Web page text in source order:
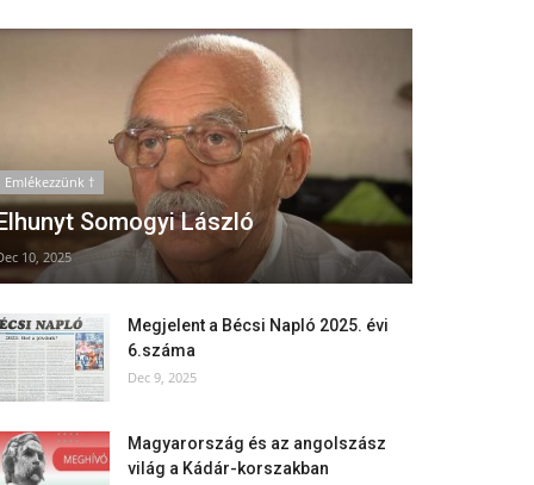
Emlékezzünk †
Somogyi László
10, 2025
Megjelent a Bécsi Napló 2025. évi
6.száma
Dec 9, 2025
Magyarország és az angolszász
világ a Kádár-korszakban